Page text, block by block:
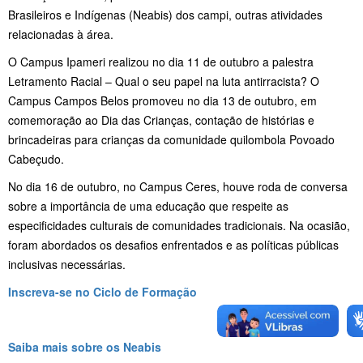
Brasileiros e Indígenas (Neabis) dos campi, outras atividades
relacionadas à área.
O Campus Ipameri realizou no dia 11 de outubro a palestra
Letramento Racial – Qual o seu papel na luta antirracista? O
Campus Campos Belos promoveu no dia 13 de outubro, em
comemoração ao Dia das Crianças, contação de histórias e
brincadeiras para crianças da comunidade quilombola Povoado
Cabeçudo.
No dia 16 de outubro, no Campus Ceres, houve roda de conversa
sobre a importância de uma educação que respeite as
especificidades culturais de comunidades tradicionais. Na ocasião,
foram abordados os desafios enfrentados e as políticas públicas
inclusivas necessárias.
Inscreva-se no Ciclo de Formação
Saiba mais sobre os Neabis